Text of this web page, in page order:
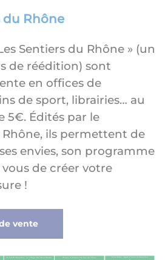
du Rhône
Sentiers du Rhône » (un
de réédition) sont
en offices de
de sport, librairies… au
5€. Édités par le
ils permettent de
envies, son programme
de créer votre
!
vente